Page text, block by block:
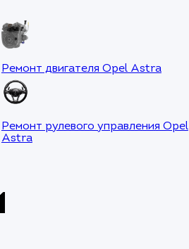
Ремонт двигателя Opel Astra
Ремонт рулевого управления Opel
Astra